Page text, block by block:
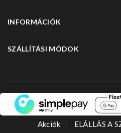
INFORMÁCIÓK
SZÁLLÍTÁSI MÓDOK
Akciók
ELÁLLÁS A